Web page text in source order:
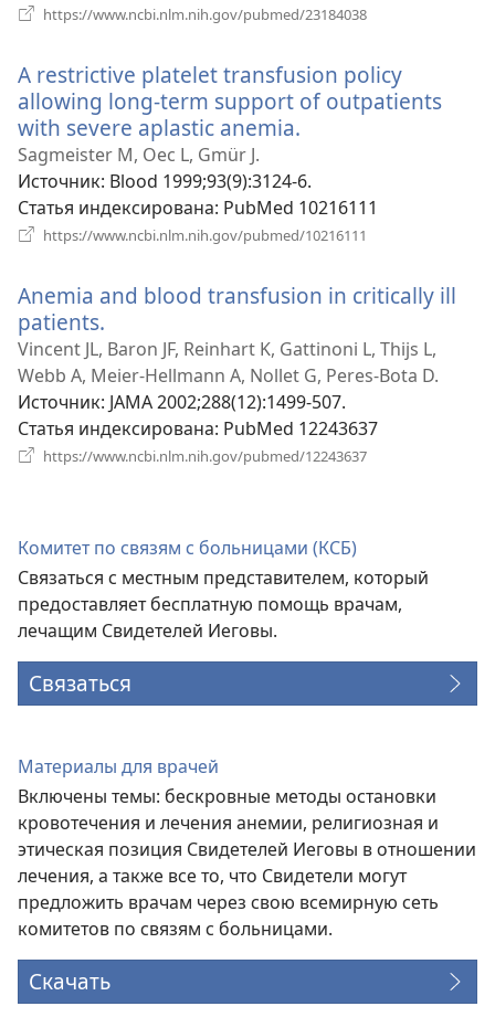
https://www.ncbi.nlm.nih.gov/pubmed/23184038
окне)
A restrictive platelet transfusion policy
allowing long-term support of outpatients
with severe aplastic anemia.
новом
окне)
Sagmeister M, Oec L, Gmür J.
Источник‎: Blood 1999;93(9):3124-6.
Статья индексирована‎: PubMed 10216111
https://www.ncbi.nlm.nih.gov/pubmed/10216111
окне)
Anemia and blood transfusion in critically ill
patients.
в
новом
окне)
Vincent JL, Baron JF, Reinhart K, Gattinoni L, Thijs L,
Webb A, Meier-Hellmann A, Nollet G, Peres-Bota D.
Источник‎: JAMA 2002;288(12):1499-507.
Статья индексирована‎: PubMed 12243637
https://www.ncbi.nlm.nih.gov/pubmed/12243637
Комитет по связям с больницами (КСБ)
Связаться с местным представителем, который
предоставляет бесплатную помощь врачам,
лечащим Свидетелей Иеговы.
Связаться
Материалы для врачей
Включены темы: бескровные методы остановки
кровотечения и лечения анемии, религиозная и
этическая позиция Свидетелей Иеговы в отношении
лечения, а также все то, что Свидетели могут
предложить врачам через свою всемирную сеть
комитетов по связям с больницами.
Скачать